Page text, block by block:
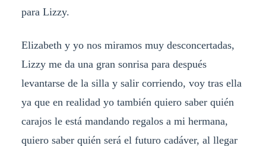
para Lizzy.
Elizabeth y yo nos miramos muy desconcertadas,
Lizzy me da una gran sonrisa para después
levantarse de la silla y salir corriendo, voy tras ella
ya que en realidad yo también quiero saber quién
carajos le está mandando regalos a mi hermana,
quiero saber quién será el futuro cadáver, al llegar